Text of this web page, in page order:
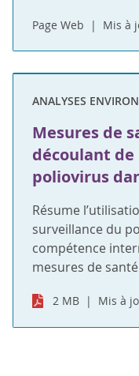
Page Web Mis à
ANALYSES
Mesures de
découlant
poliovirus
Résume
surveillance du
compétence
mesures de
2 MB Mis à